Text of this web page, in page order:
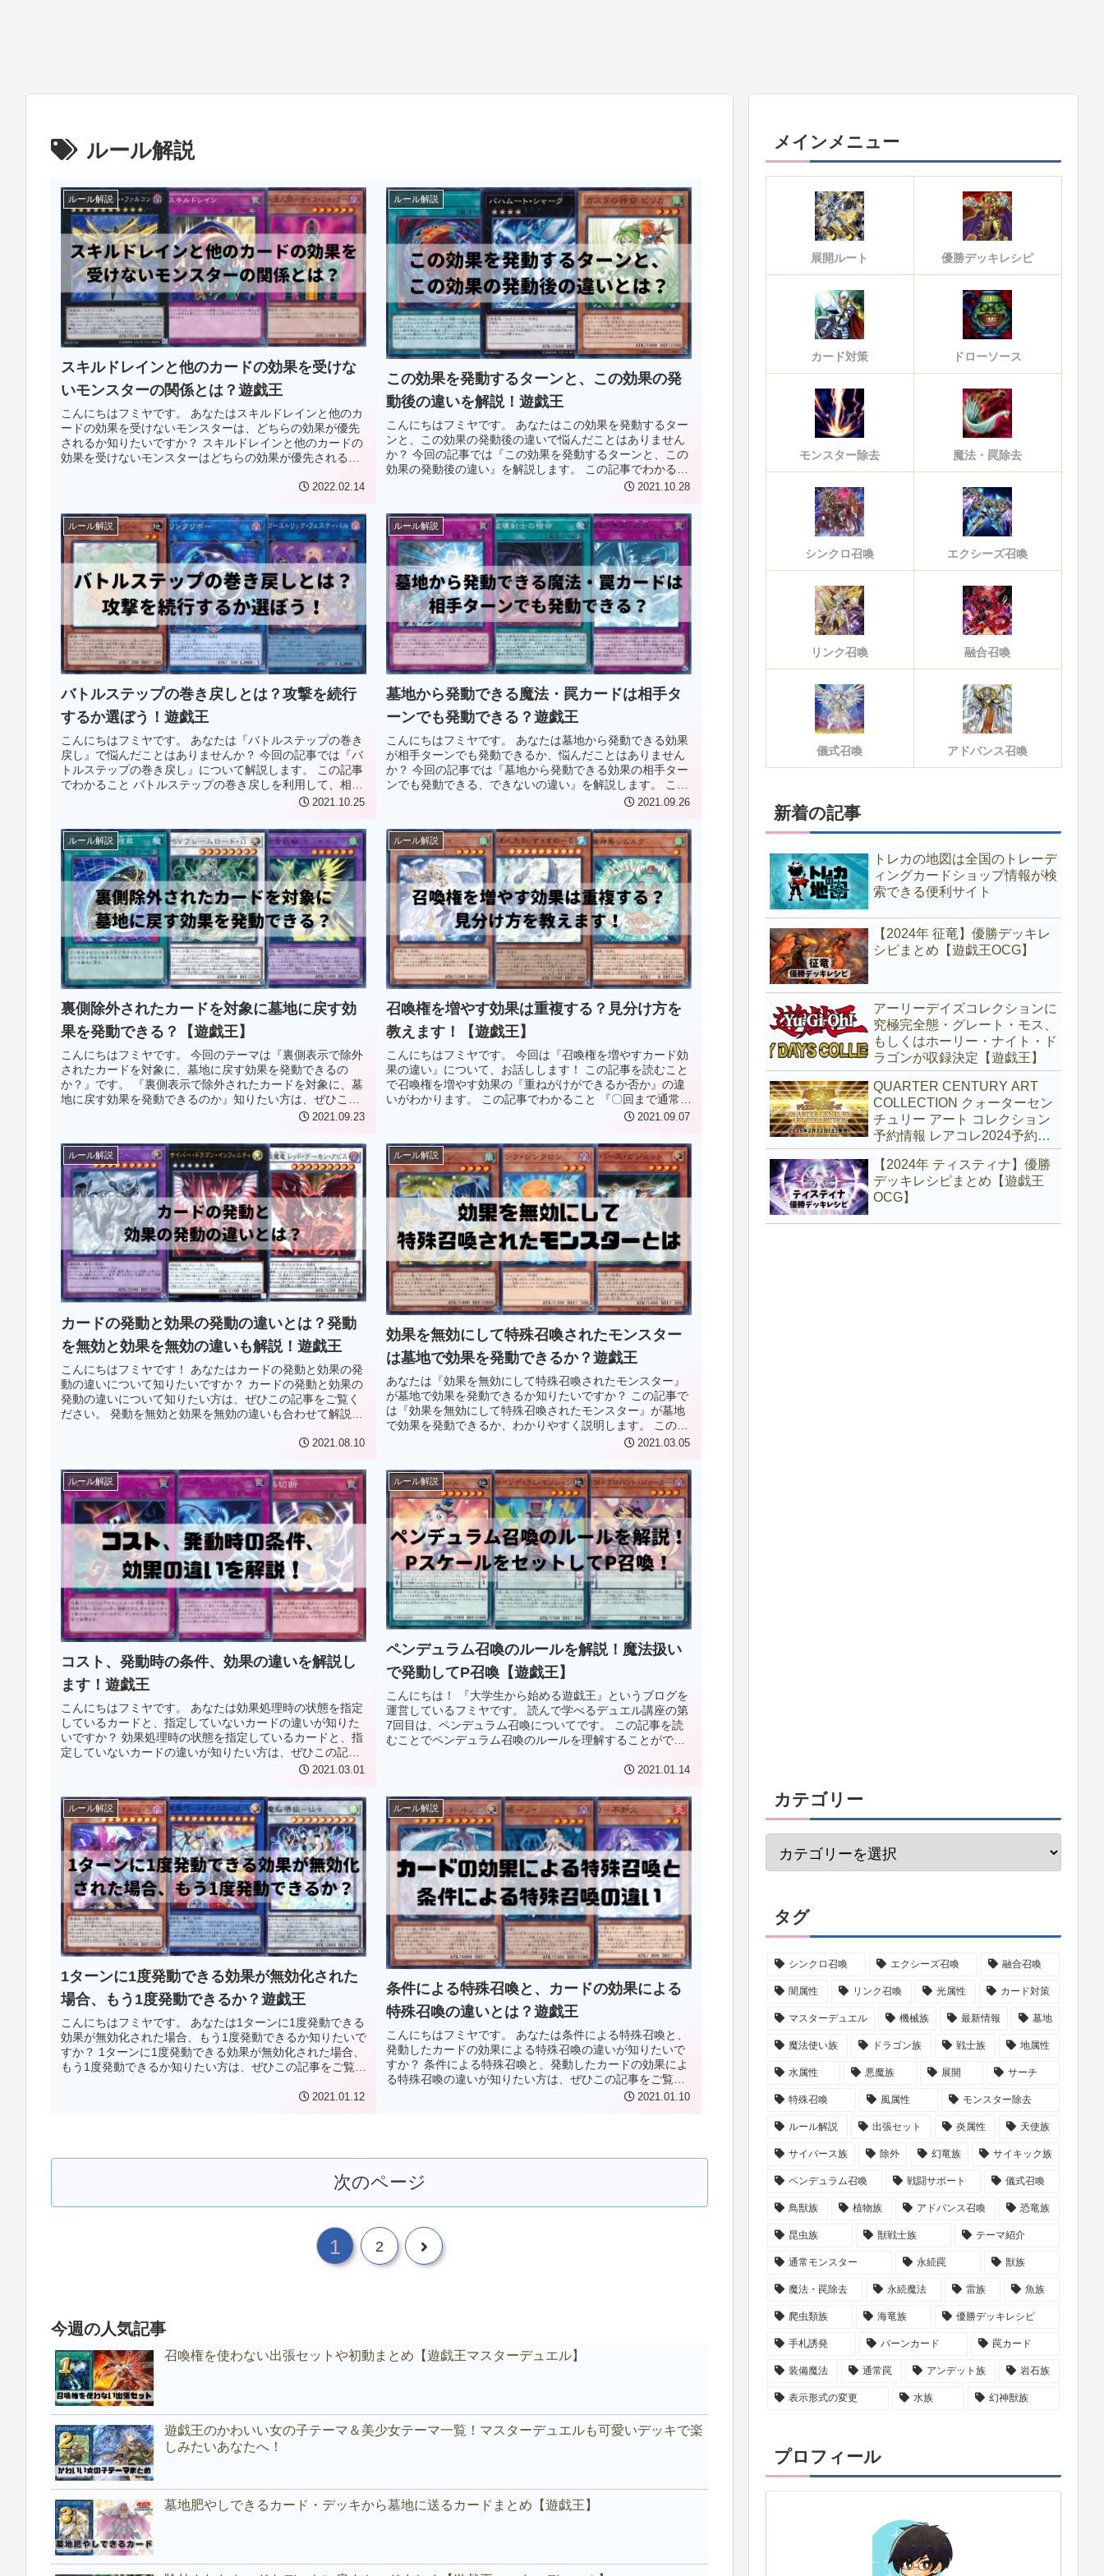
ルール解説
ルール解説
スキルドレインと他のカードの効果を受けな
いモンスターの関係とは？遊戯王
こんにちはフミヤです。 あなたはスキルドレインと他のカ
ードの効果を受けないモンスターは、どちらの効果が優先
されるか知りたいですか？ スキルドレインと他のカードの
効果を受けないモンスターはどちらの効果が優先されるか
2022.02.14
ルール解説
この効果を発動するターンと、この効果の発
動後の違いを解説！遊戯王
こんにちはフミヤです。 あなたはこの効果を発動するター
ンと、この効果の発動後の違いで悩んだことはありません
か？ 今回の記事では『この効果を発動するターンと、この
効果の発動後の違い』を解説します。 この記事でわかるこ
2021.10.28
ルール解説
バトルステップの巻き戻しとは？攻撃を続行
するか選ぼう！遊戯王
こんにちはフミヤです。 あなたは『バトルステップの巻き
戻し』で悩んだことはありませんか？ 今回の記事では『バ
トルステップの巻き戻し』について解説します。 この記事
でわかること バトルステップの巻き戻しを利用して、相手
2021.10.25
ルール解説
墓地から発動できる魔法・罠カードは相手タ
ーンでも発動できる？遊戯王
こんにちはフミヤです。 あなたは墓地から発動できる効果
が相手ターンでも発動できるか、悩んだことはありません
か？ 今回の記事では『墓地から発動できる効果の相手ター
ンでも発動できる、できないの違い』を解説します。 これ
2021.09.26
ルール解説
裏側除外されたカードを対象に墓地に戻す効
果を発動できる？【遊戯王】
こんにちはフミヤです。 今回のテーマは『裏側表示で除外
されたカードを対象に、墓地に戻す効果を発動できるの
か？』です。 『裏側表示で除外されたカードを対象に、墓
地に戻す効果を発動できるのか』知りたい方は、ぜひこの
2021.09.23
ルール解説
召喚権を増やす効果は重複する？見分け方を
教えます！【遊戯王】
こんにちはフミヤです。 今回は『召喚権を増やすカード効
果の違い』について、お話しします！ この記事を読むこと
で召喚権を増やす効果の『重ねがけができるか否か』の違
いがわかります。 この記事でわかること 『〇回まで通常召
2021.09.07
ルール解説
カードの発動と効果の発動の違いとは？発動
を無効と効果を無効の違いも解説！遊戯王
こんにちはフミヤです！ あなたはカードの発動と効果の発
動の違いについて知りたいですか？ カードの発動と効果の
発動の違いについて知りたい方は、ぜひこの記事をご覧く
ださい。 発動を無効と効果を無効の違いも合わせて解説し
2021.08.10
ルール解説
効果を無効にして特殊召喚されたモンスター
は墓地で効果を発動できるか？遊戯王
あなたは『効果を無効にして特殊召喚されたモンスター』
が墓地で効果を発動できるか知りたいですか？ この記事で
は『効果を無効にして特殊召喚されたモンスター』が墓地
で効果を発動できるか、わかりやすく説明します。 この記
2021.03.05
ルール解説
コスト、発動時の条件、効果の違いを解説し
ます！遊戯王
こんにちはフミヤです。 あなたは効果処理時の状態を指定
しているカードと、指定していないカードの違いが知りた
いですか？ 効果処理時の状態を指定しているカードと、指
定していないカードの違いが知りたい方は、ぜひこの記事
2021.03.01
ルール解説
ペンデュラム召喚のルールを解説！魔法扱い
で発動してP召喚【遊戯王】
こんにちは！ 『大学生から始める遊戯王』というブログを
運営しているフミヤです。 読んで学べるデュエル講座の第
7回目は、ペンデュラム召喚についてです。 この記事を読
むことでペンデュラム召喚のルールを理解することができ
2021.01.14
ルール解説
1ターンに1度発動できる効果が無効化された
場合、もう1度発動できるか？遊戯王
こんにちはフミヤです。 あなたは1ターンに1度発動できる
効果が無効化された場合、もう1度発動できるか知りたいで
すか？ 1ターンに1度発動できる効果が無効化された場合、
もう1度発動できるか知りたい方は、ぜひこの記事をご覧く
2021.01.12
ルール解説
条件による特殊召喚と、カードの効果による
特殊召喚の違いとは？遊戯王
こんにちはフミヤです。 あなたは条件による特殊召喚と、
発動したカードの効果による特殊召喚の違いが知りたいで
すか？ 条件による特殊召喚と、発動したカードの効果によ
る特殊召喚の違いが知りたい方は、ぜひこの記事をご覧く
2021.01.10
次のページ
1 2 次
今週の人気記事
召喚権を使わない出張セットや初動まとめ【遊戯王マスターデュエル】
遊戯王のかわいい女の子テーマ＆美少女テーマ一覧！マスターデュエルも可愛いデッキで楽
しみたいあなたへ！
墓地肥やしできるカード・デッキから墓地に送るカードまとめ【遊戯王】
メインメニュー
展開ルート 優勝デッキレシピ
カード対策 ドローソース
モンスター除去 魔法・罠除去
シンクロ召喚 エクシーズ召喚
リンク召喚 融合召喚
儀式召喚 アドバンス召喚
新着の記事
トレカの地図は全国のトレーデ
ィングカードショップ情報が検
索できる便利サイト
【2024年 征竜】優勝デッキレ
シピまとめ【遊戯王OCG】
アーリーデイズコレクションに
究極完全態・グレート・モス、
もしくはホーリー・ナイト・ド
ラゴンが収録決定【遊戯王】
QUARTER CENTURY ART
COLLECTION クォーターセン
チュリー アート コレクション
予約情報 レアコレ2024予約
【遊戯王】
【2024年 ティスティナ】優勝
デッキレシピまとめ【遊戯王
OCG】
カテゴリー
タグ
シンクロ召喚 エクシーズ召喚 融合召喚
闇属性 リンク召喚 光属性 カード対策
マスターデュエル 機械族 最新情報 墓地
魔法使い族 ドラゴン族 戦士族 地属性
水属性 悪魔族 展開 サーチ
特殊召喚 風属性 モンスター除去
ルール解説 出張セット 炎属性 天使族
サイバース族 除外 幻竜族 サイキック族
ペンデュラム召喚 戦闘サポート 儀式召喚
鳥獣族 植物族 アドバンス召喚 恐竜族
昆虫族 獣戦士族 テーマ紹介
通常モンスター 永続罠 獣族
魔法・罠除去 永続魔法 雷族 魚族
爬虫類族 海竜族 優勝デッキレシピ
手札誘発 バーンカード 罠カード
装備魔法 通常罠 アンデット族 岩石族
表示形式の変更 水族 幻神獣族
プロフィール